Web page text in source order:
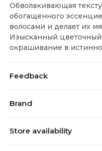
Обволакивающая
обогащенного
волосами и делает их
Изысканный
окрашивание в
Feedback
Brand
Store availability